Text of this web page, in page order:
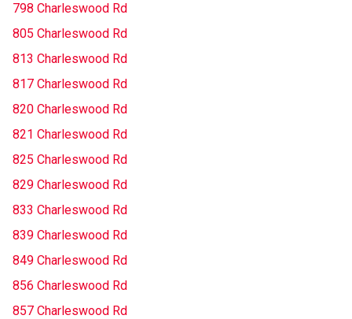
798 Charleswood Rd
805 Charleswood Rd
813 Charleswood Rd
817 Charleswood Rd
820 Charleswood Rd
821 Charleswood Rd
825 Charleswood Rd
829 Charleswood Rd
833 Charleswood Rd
839 Charleswood Rd
849 Charleswood Rd
856 Charleswood Rd
857 Charleswood Rd